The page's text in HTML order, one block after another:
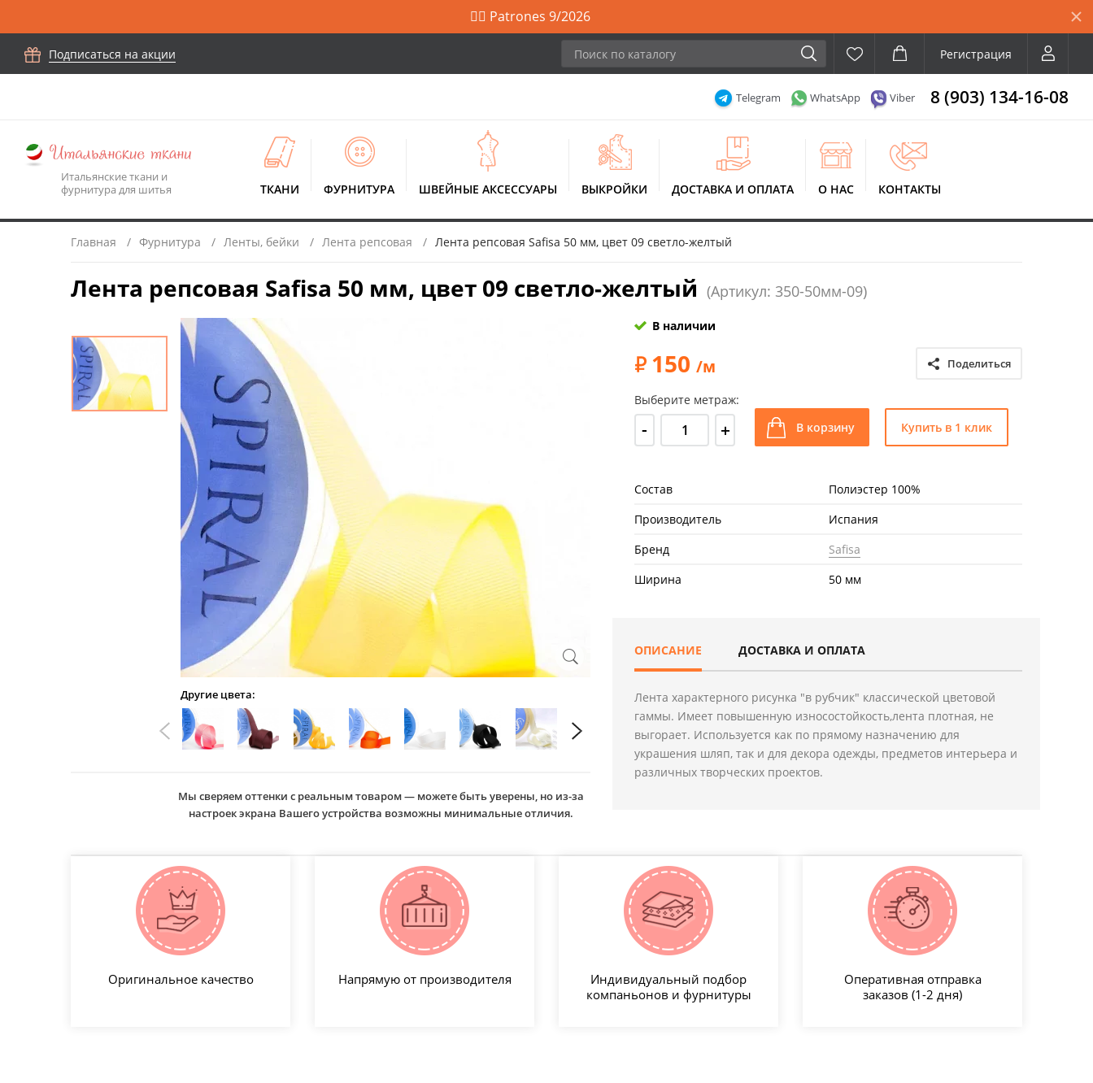
🙋‍♀️ Patrones 9/2026
Подписаться на акции Регистрация
Telegram WhatsApp Viber 8 (903) 134-16-08
Итальянские ткани и
фурнитура для шитья
ТКАНИ ФУРНИТУРА ШВЕЙНЫЕ АКСЕССУАРЫ ВЫКРОЙКИ ДОСТАВКА И ОПЛАТА О НАС КОНТАКТЫ
Главная Фурнитура Ленты, бейки Лента репсовая Лента репсовая Safisa 50 мм, цвет 09 светло-желтый
Лента репсовая Safisa 50 мм, цвет 09 светло-желтый (Артикул: 350-50мм-09)
Другие цвета:
Мы сверяем оттенки с реальным товаром — можете быть уверены, но из-за
настроек экрана Вашего устройства возможны минимальные отличия.
В наличии
150 /м Поделиться
Выберите метраж:
- + В корзину Купить в 1 клик
Состав
Полиэстер 100%
Производитель
Испания
Бренд
Safisa
Ширина
50 мм
ОПИСАНИЕ ДОСТАВКА И ОПЛАТА
Лента характерного рисунка "в рубчик" классической цветовой
гаммы. Имеет повышенную износостойкость,лента плотная, не
выгорает. Используется как по прямому назначению для
украшения шляп, так и для декора одежды, предметов интерьера и
различных творческих проектов.
Оригинальное качество Напрямую от производителя
Индивидуальный подбор
компаньонов и фурнитуры
Оперативная отправка
заказов (1-2 дня)